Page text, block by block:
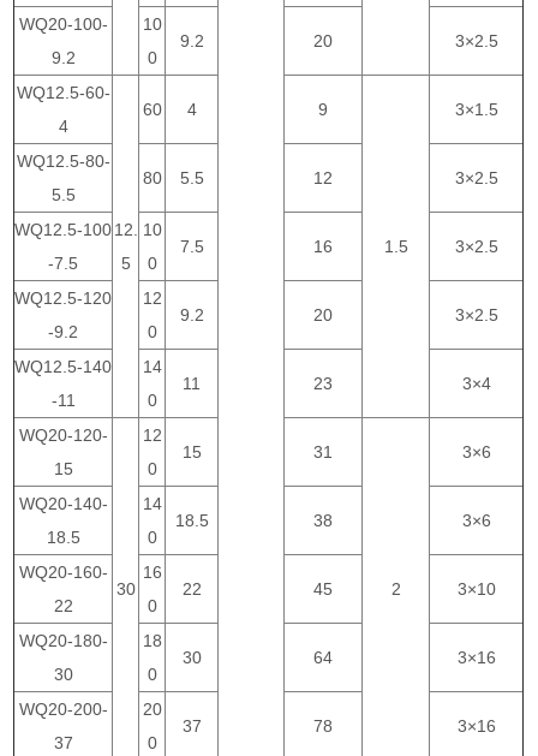
WQ20-100-
9.2
10
0
9.2 20 3×2.5
WQ12.5-60-
4
12.
5
60 4 9
1.5
3×1.5
WQ12.5-80-
5.5
80 5.5 12 3×2.5
WQ12.5-100
-7.5
10
0
7.5 16 3×2.5
WQ12.5-120
-9.2
12
0
9.2 20 3×2.5
WQ12.5-140
-11
14
0
11 23 3×4
WQ20-120-
15
30
12
0
15 31
2
3×6
WQ20-140-
18.5
14
0
18.5 38 3×6
WQ20-160-
22
16
0
22 45 3×10
WQ20-180-
30
18
0
30 64 3×16
WQ20-200-
37
20
0
37 78 3×16